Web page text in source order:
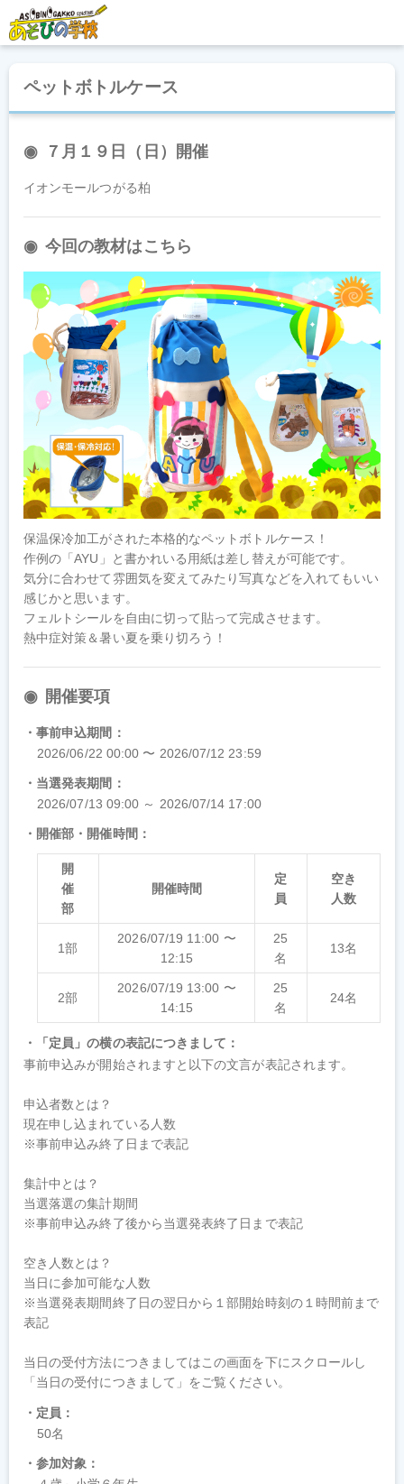
ペットボトルケース
７月１９日（日）開催
イオンモールつがる柏
今回の教材はこちら
保温保冷加工がされた本格的なペットボトルケース！
作例の「AYU」と書かれいる用紙は差し替えが可能です。
気分に合わせて雰囲気を変えてみたり写真などを入れてもいい
感じかと思います。
フェルトシールを自由に切って貼って完成させます。
熱中症対策＆暑い夏を乗り切ろう！
開催要項
事前申込期間
2026/06/22 00:00 〜 2026/07/12 23:59
当選発表期間
2026/07/13 09:00 ～ 2026/07/14 17:00
開催部・開催時間
開
催
部
開催時間
定
員
空き
人数
1部
2026/07/19 11:00 〜
12:15
25
名
13名
2部
2026/07/19 13:00 〜
14:15
25
名
24名
「定員」の横の表記につきまして
事前申込みが開始されますと以下の文言が表記されます。
申込者数とは？
現在申し込まれている人数
※事前申込み終了日まで表記
集計中とは？
当選落選の集計期間
※事前申込み終了後から当選発表終了日まで表記
空き人数とは？
当日に参加可能な人数
※当選発表期間終了日の翌日から１部開始時刻の１時間前まで
表記
当日の受付方法につきましてはこの画面を下にスクロールし
「当日の受付につきまして」をご覧ください。
定員
50名
参加対象